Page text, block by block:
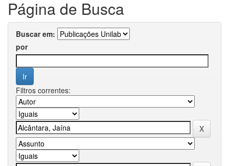
Página de Busca
Buscar em:
por
Filtros correntes: